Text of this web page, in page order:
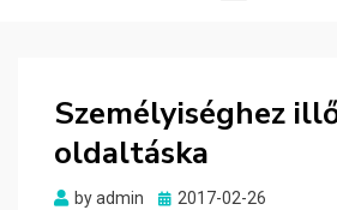
Személyiséghez
oldaltáska
byadmin
Posted
2017-02-26